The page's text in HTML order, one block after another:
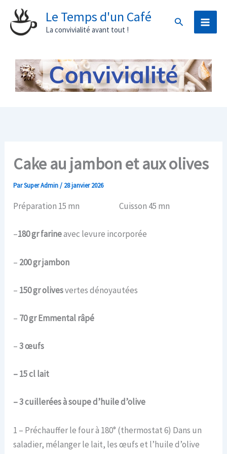
Aller
contenu
Le Temps d'un Café
La convivialité avant tout !
Rechercher
Cake au jambon et aux olives
ParSuper Admin/ 28 janvier 2026
Préparation 15 mn Cuisson 45 mn
–180 gr farineavec levure incorporée
– 200 gr jambon
– 150 gr olivesvertes dénoyautées
– 70 gr Emmental râpé
–3 œufs
– 15 cl lait
– 3 cuillerées à soupe d’huile d’olive
1 – Préchauffer le four à 180° (thermostat 6) Dans un
saladier, mélanger le lait, les œufs et l’huile d’olive